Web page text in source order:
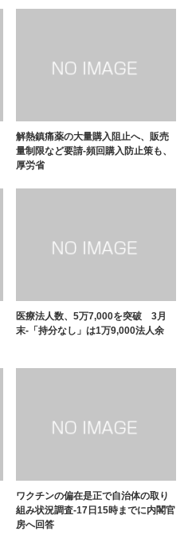
解熱鎮痛薬の大量購入阻止へ、販売
量制限など要請-頻回購入防止策も、
厚労省
医療法人数、5万7,000を突破 3月
末-「持分なし」は1万9,000法人余
ワクチンの偏在是正で自治体の取り
組み状況調査-17日15時までに内閣官
房へ回答